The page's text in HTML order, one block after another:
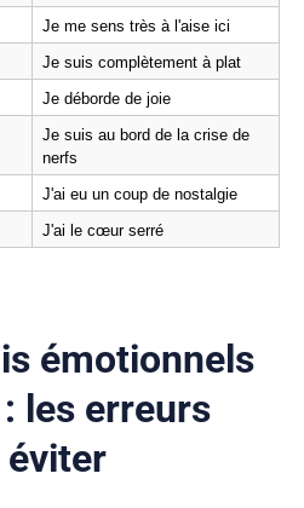
Je me sens très à l'aise ici
Je suis complètement à plat
Je déborde de joie
Je suis au bord de la crise de
nerfs
J'ai eu un coup de nostalgie
J'ai le cœur serré
émotionnels
les erreurs
éviter